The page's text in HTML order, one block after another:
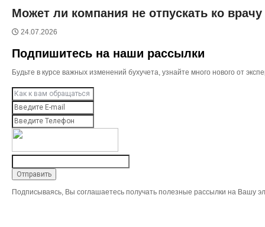
Может ли компания не отпускать ко
24.07.2026
Подпишитесь на наши рассылки
Будьте в курсе важных изменений бухучета, узнайте много нового от
Подписываясь, Вы соглашаетесь получать полезные рассылки на Вашу